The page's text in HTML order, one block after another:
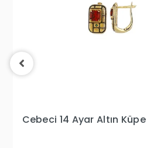
Cebeci 14 Ayar Taşlı Ataç Altın